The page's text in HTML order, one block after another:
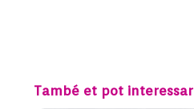
També et pot interessar